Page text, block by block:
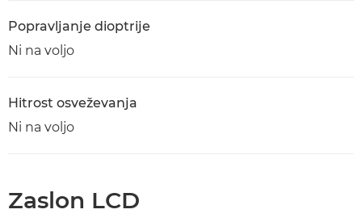
Popravljanje dioptrije
Ni na voljo
Hitrost osveževanja
Ni na voljo
Zaslon LCD